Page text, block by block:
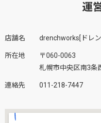
運
店舗名 drenchworks[ドレ
所在地
〒060-0063
札幌市中央区南3条
連絡先 011-218-7447